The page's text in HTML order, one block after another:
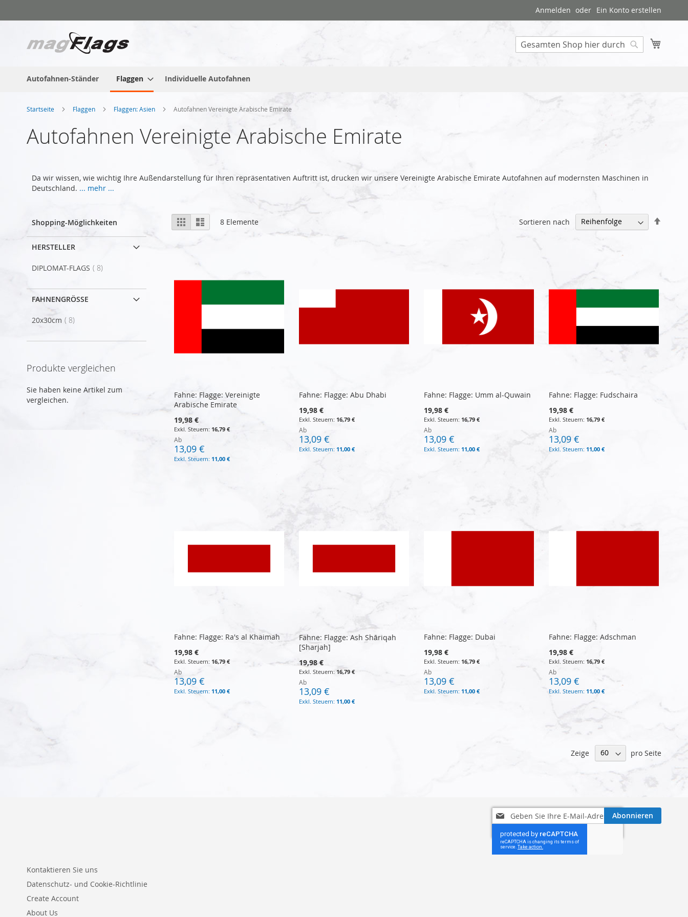
Inhalt
Anmelden Ein Konto erstellen
Autofahnen-Ständer Flaggen Individuelle Autofahnen
Startseite Flaggen Flaggen: Asien Autofahnen Vereinigte Arabische Emirate
Autofahnen Vereinigte Arabische Emirate
Da wir wissen, wie wichtig Ihre Außendarstellung für Ihren repräsentativen Auftritt ist, drucken wir unsere Vereinigte Arabische Emirate Autofahnen auf modernsten Maschinen in
Deutschland. ... mehr ...
Anzeigen
als
Liste Liste 8 Elemente Sortieren nach
Fahne: Flagge: Vereinigte
Arabische Emirate
19,98 €
16,79 €
Ab
13,09 €
11,00 €
Fahne: Flagge: Abu Dhabi
19,98 €
16,79 €
Ab
13,09 €
11,00 €
Fahne: Flagge: Umm al-Quwain
19,98 €
16,79 €
Ab
13,09 €
11,00 €
Fahne: Flagge: Fudschaira
19,98 €
16,79 €
Ab
13,09 €
11,00 €
Fahne: Flagge: Ra's al Khaimah
19,98 €
16,79 €
Ab
13,09 €
11,00 €
Fahne: Flagge: Ash Shāriqah
[Sharjah]
19,98 €
16,79 €
Ab
13,09 €
11,00 €
In den Warenkorb
Fahne: Flagge: Dubai
19,98 €
16,79 €
Ab
13,09 €
11,00 €
Fahne: Flagge: Adschman
19,98 €
16,79 €
Ab
13,09 €
11,00 €
Zeige pro Seite
Shopping-Möglichkeiten
HERSTELLER
DIPLOMAT-FLAGS 8Artikel
FAHNENGRÖSSE
20x30cm 8Artikel
Produkte vergleichen
Sie haben keine Artikel zum
vergleichen.
Melden
Sie
sich
für
unseren
Abonnieren
Kontaktieren Sie uns
Datenschutz- und Cookie-Richtlinie
Create Account
About Us